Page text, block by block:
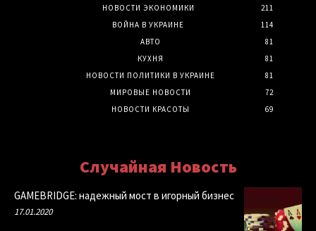
НОВОСТИ ЭКОНОМИКИ
211
ВОЙНА В УКРАИНЕ
114
АВТО
81
КУХНЯ
81
НОВОСТИ ПОЛИТИКИ В УКРАИНЕ
81
МИРОВЫЕ НОВОСТИ
72
НОВОСТИ КРАСОТЫ
69
Случайная Новость
GAMEBRIDGE: надежный мост в игорный бизнес
17.01.2020